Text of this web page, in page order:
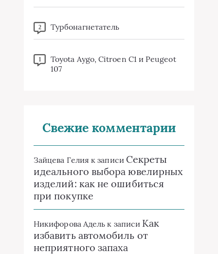
2 Турбонагнетатель
1
Toyota Aygo, Citroen C1 и Peugeot
107
Свежие комментарии
Зайцева Гелия к записи Секреты
идеального выбора ювелирных
изделий: как не ошибиться
при покупке
Никифорова Адель к записи Как
избавить автомобиль от
неприятного запаха